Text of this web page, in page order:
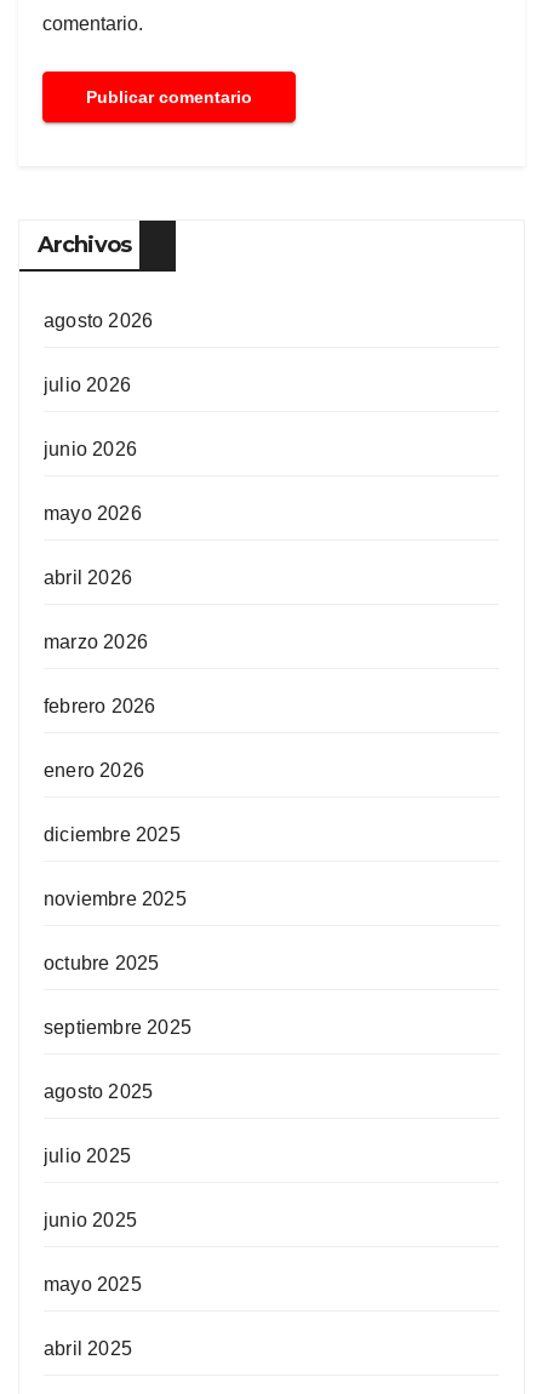
comentario.
Archivos
agosto 2026
julio 2026
junio 2026
mayo 2026
abril 2026
marzo 2026
febrero 2026
enero 2026
diciembre 2025
noviembre 2025
octubre 2025
septiembre 2025
agosto 2025
julio 2025
junio 2025
mayo 2025
abril 2025